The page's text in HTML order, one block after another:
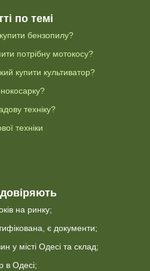
по темі
бензопилу?
потрібну мотокосу?
купити культиватор?
техніку?
техніки
на ринку;
є документи;
у місті Одесі та склад;
в Одесі;